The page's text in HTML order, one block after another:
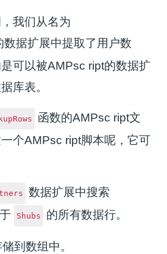
我们从名为
数据扩展中提取了用户数
可以被AMPsc ript的数据扩
库表。
函数的AMPsc ript文
个AMPsc ript脚本呢，它可
数据扩展中搜索
Shubs 的所有数据行。
到数组中。